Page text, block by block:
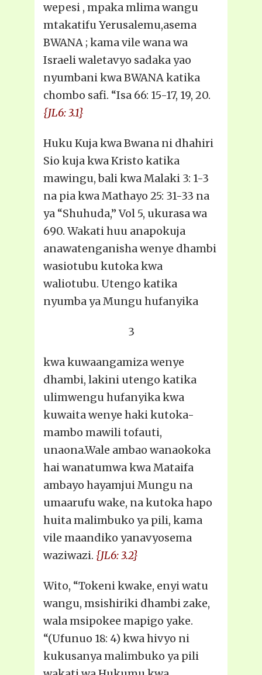
wepesi , mpaka mlima wangu
mtakatifu Yerusalemu,asema
BWANA ; kama vile wana wa
Israeli waletavyo sadaka yao
nyumbani kwa BWANA katika
chombo safi. “Isa 66: 15-17, 19, 20.
{JL6: 3.1}
Huku Kuja kwa Bwana ni dhahiri
Sio kuja kwa Kristo katika
mawingu, bali kwa Malaki 3: 1-3
na pia kwa Mathayo 25: 31-33 na
ya “Shuhuda,” Vol 5, ukurasa wa
690. Wakati huu anapokuja
anawatenganisha wenye dhambi
wasiotubu kutoka kwa
waliotubu. Utengo katika
nyumba ya Mungu hufanyika
3
kwa kuwaangamiza wenye
dhambi, lakini utengo katika
ulimwengu hufanyika kwa
kuwaita wenye haki kutoka-
mambo mawili tofauti,
unaona.Wale ambao wanaokoka
hai wanatumwa kwa Mataifa
ambayo hayamjui Mungu na
umaarufu wake, na kutoka hapo
huita malimbuko ya pili, kama
vile maandiko yanavyosema
waziwazi. {JL6: 3.2}
Wito, “Tokeni kwake, enyi watu
wangu, msishiriki dhambi zake,
wala msipokee mapigo yake.
“(Ufunuo 18: 4) kwa hivyo ni
kukusanya malimbuko ya pili